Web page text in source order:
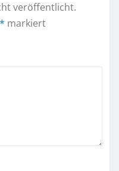
veröffentlicht.
* markiert